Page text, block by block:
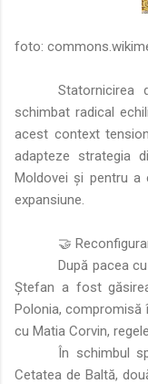
foto:
Statornicirea
schimbat radical
acest context
adapteze strategia
Moldovei și pentru a
expansiune.
🤝
După pacea
Ștefan a fost
Polonia, compromisă
cu Matia Corvin,
În schimbul
Cetatea de Baltă,